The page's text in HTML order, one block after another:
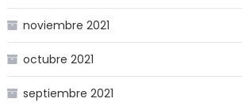
noviembre 2021
octubre 2021
septiembre 2021